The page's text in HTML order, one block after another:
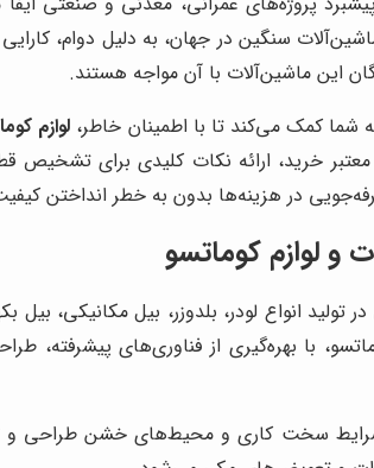
سنگین در جهان، به دلیل دوام، کارایی
این ماشین‌آلات با آن مواجه هستند.
شما کمک می‌کند تا با اطمینان خاطر، لوازم
معتبر خرید، ارائه نکات کلیدی برای تشخیص
در هزینه‌ها بدون به خطر انداختن
و لوازم کوماتسو
انواع لودر، بلدوزر، بیل مکانیکی،
بهره‌گیری از فناوری‌های پیشرفته،
سخت کاری و محیط‌های خشن طراحی و